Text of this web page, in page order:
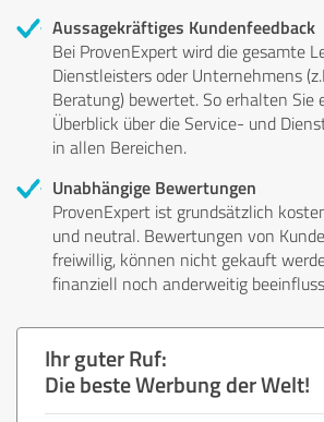
Aussagekräftiges Kundenfeedback
Bei ProvenExpert wird die gesamte
Dienstleisters oder Unternehmens
Beratung) bewertet. So erhalten Sie
Überblick über die Service- und
in allen Bereichen.
Unabhängige Bewertungen
ProvenExpert ist grundsätzlich
und neutral. Bewertungen von
freiwillig, können nicht gekauft
finanziell noch anderweitig
Ihr guter Ruf:
Die beste Werbung der Welt!